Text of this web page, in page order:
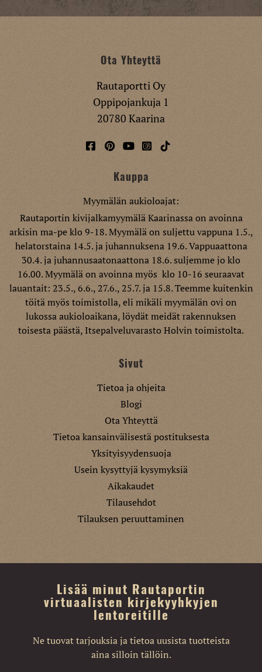
Ota Yhteyttä
Rautaportti Oy
Oppipojankuja 1
20780 Kaarina
Kauppa
Myymälän aukioloajat:
Rautaportin kivijalkamyymälä Kaarinassa on avoinna
arkisin ma-pe klo 9-18. Myymälä on suljettu vappuna 1.5.,
helatorstaina 14.5. ja juhannuksena 19.6. Vappuaattona
30.4. ja juhannusaatonaattona 18.6. suljemme jo klo
16.00. Myymälä on avoinna myös klo 10-16 seuraavat
lauantait: 23.5., 6.6., 27.6., 25.7. ja 15.8. Teemme kuitenkin
töitä myös toimistolla, eli mikäli myymälän ovi on
lukossa aukioloaikana, löydät meidät rakennuksen
toisesta päästä, Itsepalveluvarasto Holvin toimistolta.
Sivut
Tietoa ja ohjeita
Blogi
Ota Yhteyttä
Tietoa kansainvälisestä postituksesta
Yksityisyydensuoja
Usein kysyttyjä kysymyksiä
Aikakaudet
Tilausehdot
Tilauksen peruuttaminen
Lisää minut Rautaportin
virtuaalisten kirjekyyhkyjen
lentoreitille
Ne tuovat tarjouksia ja tietoa uusista tuotteista
aina silloin tällöin.